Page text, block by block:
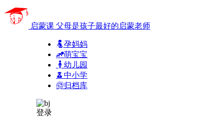
启蒙课 父母是孩子最好的启蒙老师
孕妈妈
萌宝宝
幼儿园
中小学
归档库
登录